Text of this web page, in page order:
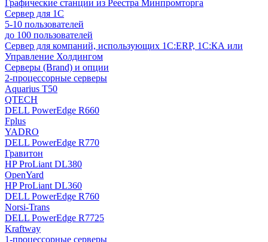
Графические станции из Реестра Минпромторга
Сервер для 1С
5-10 пользователей
до 100 пользователей
Сервер для компаний, использующих 1C:ERP, 1С:КА или
Управление Холдингом
Серверы (Brand) и опции
2-процессорные серверы
Aquarius T50
QTECH
DELL PowerEdge R660
Fplus
YADRO
DELL PowerEdge R770
Гравитон
HP ProLiant DL380
OpenYard
HP ProLiant DL360
DELL PowerEdge R760
Norsi-Trans
DELL PowerEdge R7725
Kraftway
1-процессорные серверы